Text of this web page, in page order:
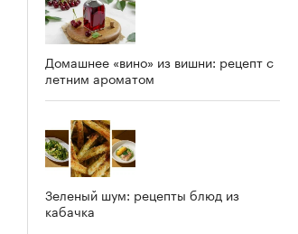
Домашнее «вино» из вишни: рецепт с
летним ароматом
Зеленый шум: рецепты блюд из
кабачка